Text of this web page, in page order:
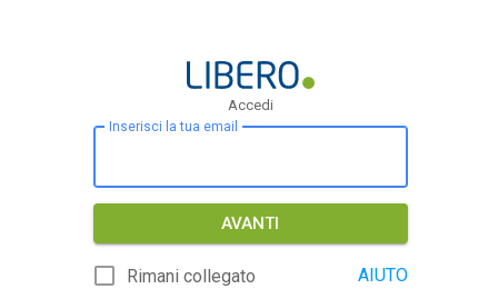
Accedi
Inserisci la tua email
AVANTI
Rimani collegato AIUTO